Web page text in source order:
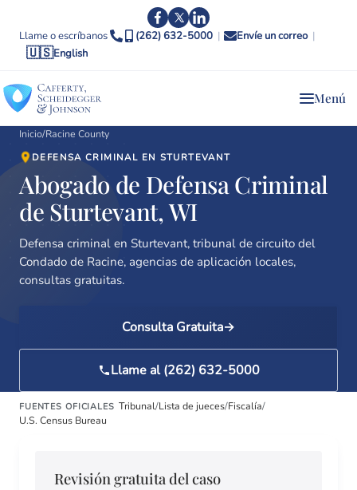
Llame o escríbanos (262) 632-5000 | Envíe un correo |
🇺🇸English
Menú
Inicio/Racine County
DEFENSA CRIMINAL EN STURTEVANT
Abogado de Defensa Criminal
de Sturtevant, WI
Defensa criminal en Sturtevant, tribunal de circuito del
Condado de Racine, agencias de aplicación locales,
consultas gratuitas.
Consulta Gratuita
Llame al (262) 632-5000
FUENTES OFICIALES Tribunal/Lista de jueces/Fiscalía/
U.S. Census Bureau
Revisión gratuita del caso